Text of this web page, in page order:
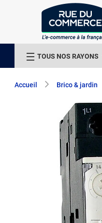
TOUS NOS RAYONS
Accueil Brico & jardin